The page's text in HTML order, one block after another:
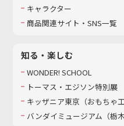
キャラクター
商品関連サイト・SNS一覧
知る・楽しむ
WONDER! SCHOOL
トーマス・エジソン特別展
キッザニア東京（おもちゃ
バンダイミュージアム（栃木